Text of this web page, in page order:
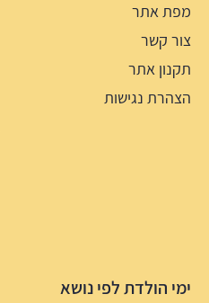
מפת אתר
צור קשר
תקנון אתר
הצהרת נגישות
ימי הולדת לפי נושא